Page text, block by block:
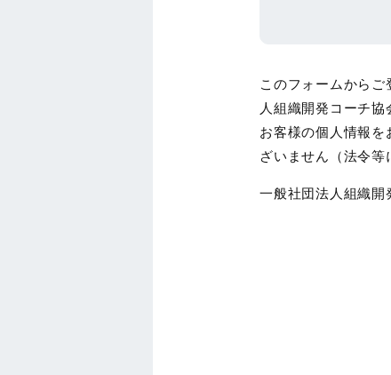
このフォームから
人組織開発コーチ
お客様の個人情報
ざいません（法令等
一般社団法人組織開